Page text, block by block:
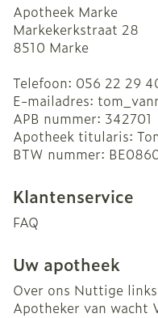
Apotheek Marke
Markekerkstraat 28
8510 Marke
Telefoon: 056 22 29
E-mailadres:
APB nummer: 342701
Apotheek titularis:
BTW nummer:
Klantenservice
FAQ
Uw apotheek
Over ons Nuttige links
Apotheker van wacht